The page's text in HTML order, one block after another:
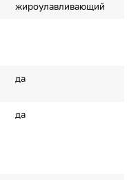
жироулавливающий
да
да